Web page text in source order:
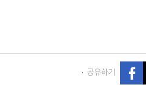
공유하기